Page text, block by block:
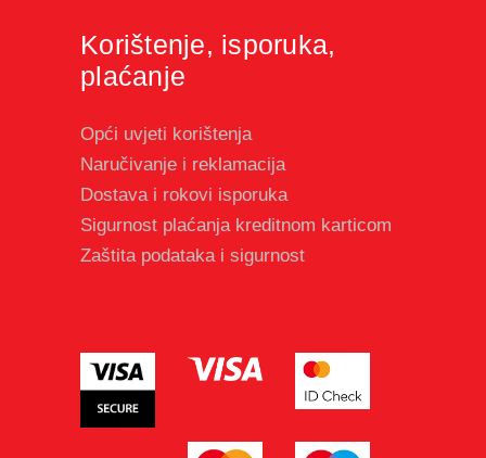
Korištenje, isporuka,
plaćanje
Opći uvjeti korištenja
Naručivanje i reklamacija
Dostava i rokovi isporuka
Sigurnost plaćanja kreditnom karticom
Zaštita podataka i sigurnost